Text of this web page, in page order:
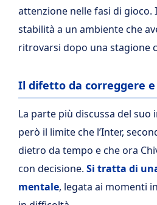
attenzione nelle fasi di gioco.
stabilità a un ambiente che
ritrovarsi dopo una stagione
Il difetto da correggere e
La parte più discussa del
però il limite che l’Inter,
dietro da tempo e che ora
con decisione. Si tratta di
mentale, legata ai momenti